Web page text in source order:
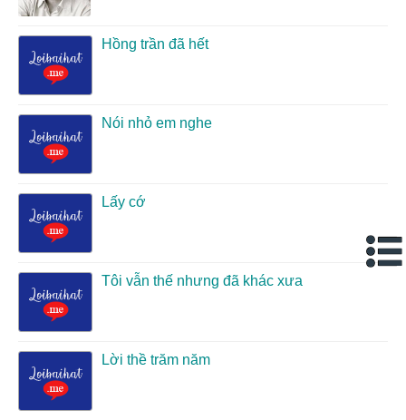
Hồng trần đã hết
Nói nhỏ em nghe
Lấy cớ
Tôi vẫn thế nhưng đã khác xưa
Lời thề trăm năm